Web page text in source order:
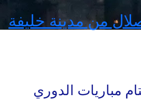
من مدينة خليفة